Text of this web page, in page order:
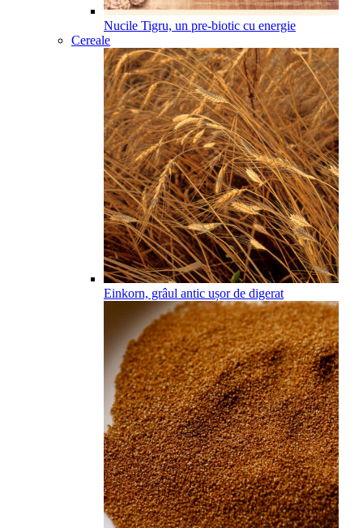
Nucile Tigru, un pre-biotic cu energie
Cereale
Einkorn, grâul antic ușor de digerat